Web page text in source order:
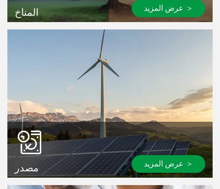
المناخ عرض المزيد ＞
مصدر عرض المزيد ＞